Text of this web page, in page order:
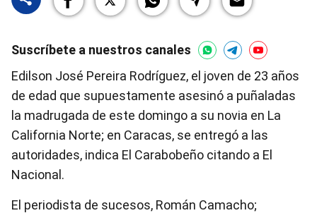
Suscríbete a nuestros canales
Edilson José Pereira Rodríguez, el joven de 23 años
de edad que supuestamente asesinó a puñaladas
la madrugada de este domingo a su novia en La
California Norte; en Caracas, se entregó a las
autoridades, indica El Carabobeño citando a El
Nacional.
El periodista de sucesos, Román Camacho;